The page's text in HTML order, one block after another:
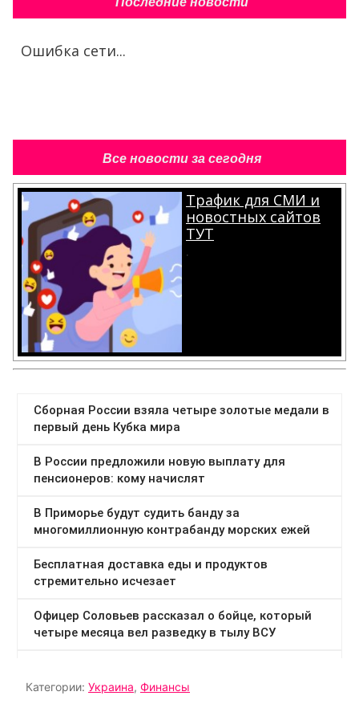
Ошибка сети...
Все новости за сегодня
Трафик для СМИ и
новостных сайтов
ТУТ
.
Категории: Украина, Финансы